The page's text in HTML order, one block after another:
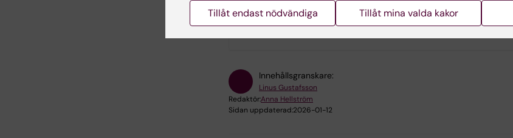
Hade du nytta av informationen på denna sida?
Innehållsgranskare:
Linus Gustafsson
Redaktör:Anna Hellström
Sidan uppdaterad:2026-01-12
Tillåt endast nödvändiga Tillåt mina valda kakor